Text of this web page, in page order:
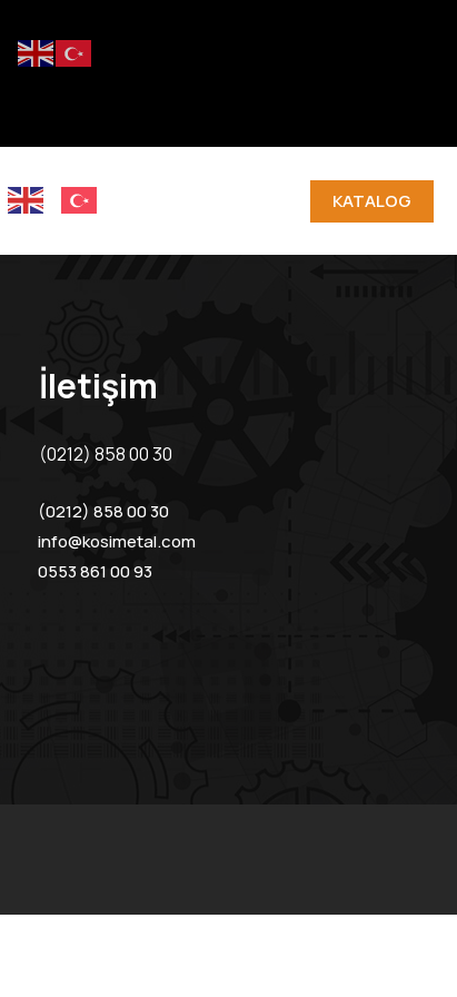
KATALOG
İletişim
(0212) 858 00 30
(0212) 858 00 30
info@kosimetal.com
0553 861 00 93